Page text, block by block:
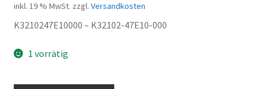
inkl. 19 % MwSt. zzgl. Versandkosten
K3210247E10000 – K32102-47E10-000
1 vorrätig